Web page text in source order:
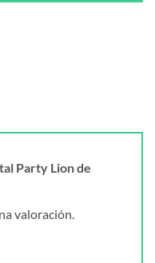
Party Lion de
valoración.